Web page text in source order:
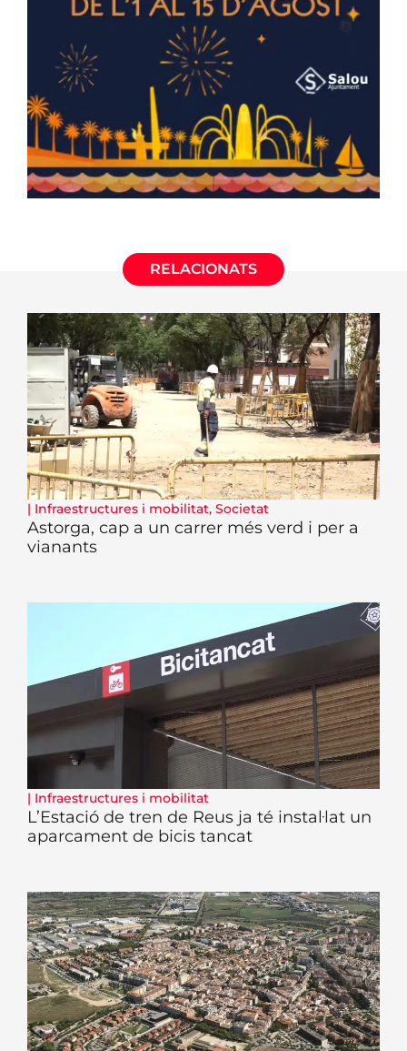
RELACIONATS
| Infraestructures i mobilitat, Societat
Astorga, cap a un carrer més verd i per a
vianants
| Infraestructures i mobilitat
L’Estació de tren de Reus ja té instal·lat un
aparcament de bicis tancat